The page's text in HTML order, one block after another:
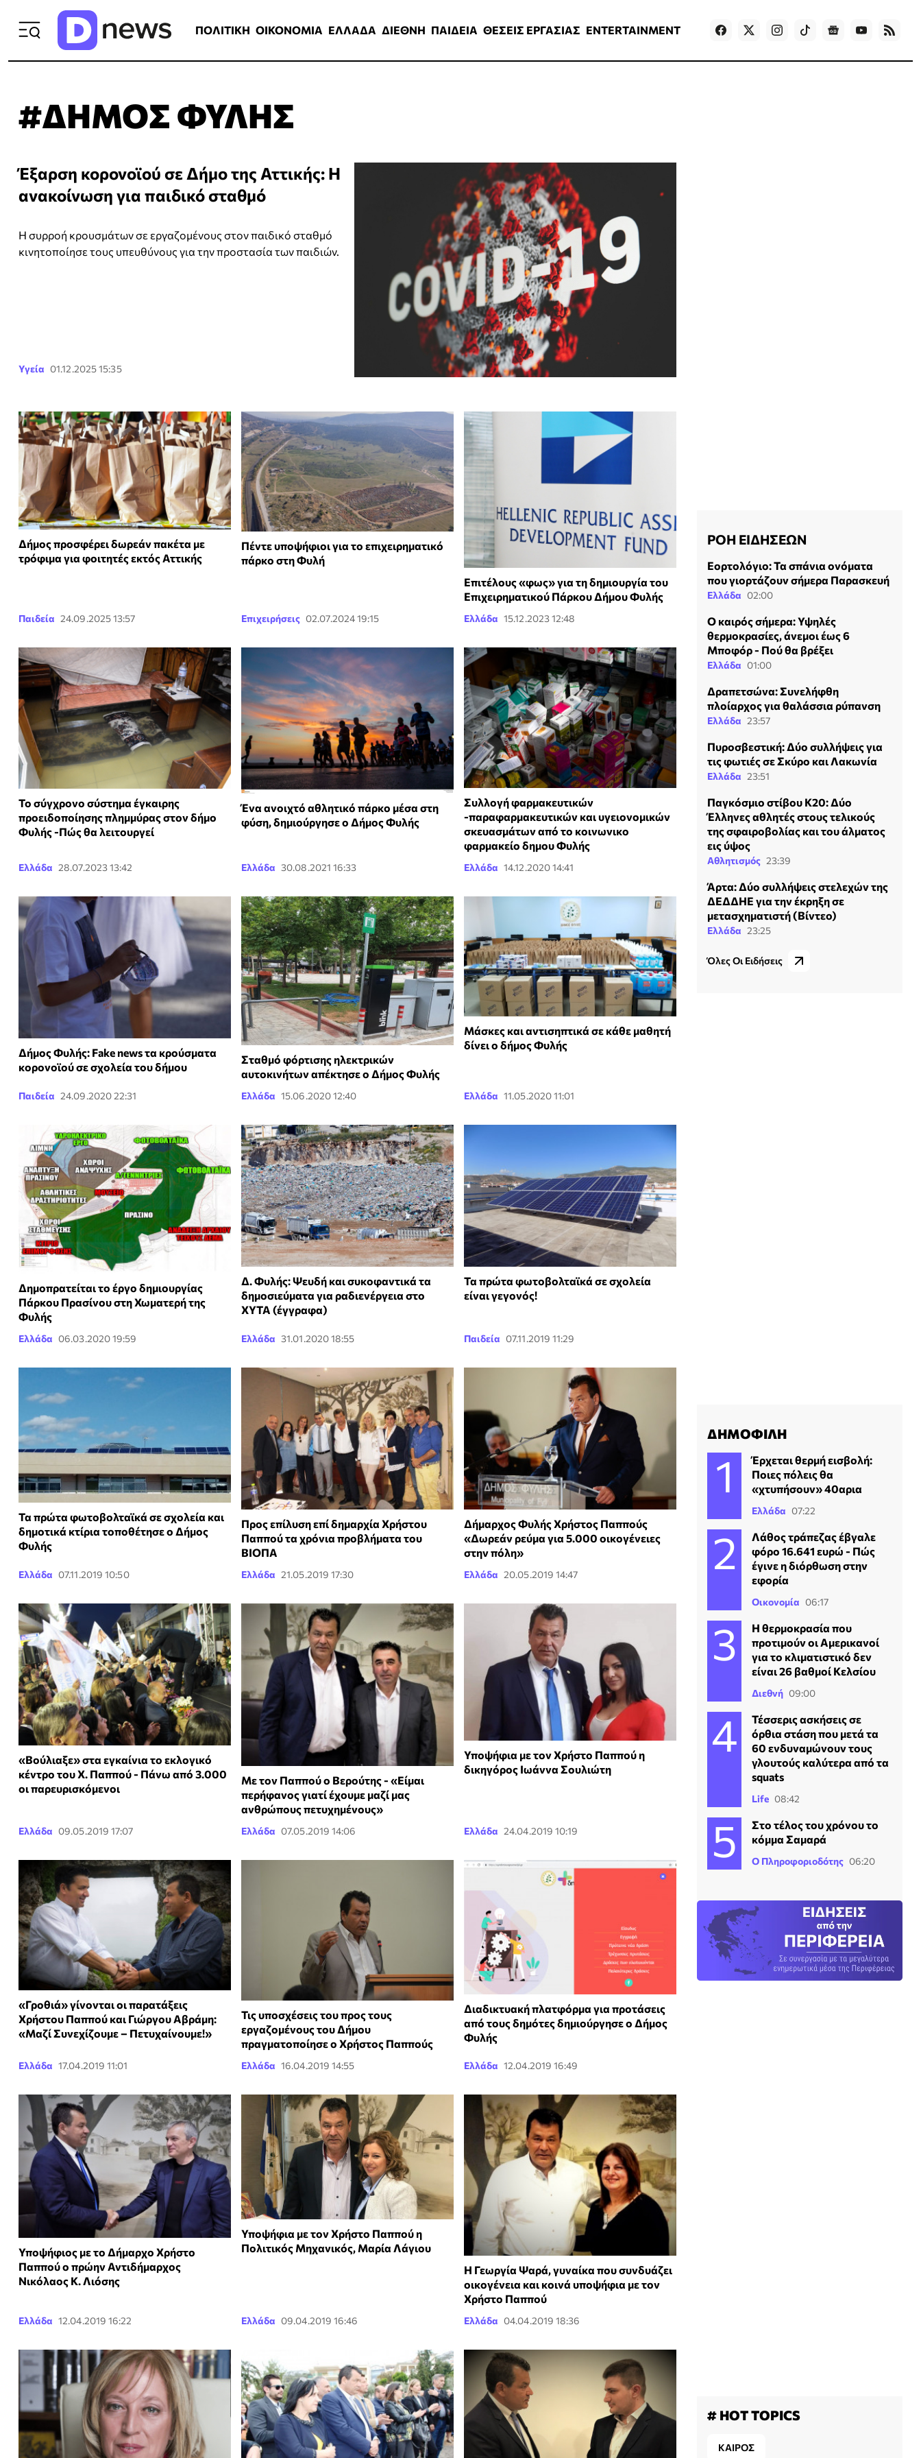
ΠΟΛΙΤΙΚΗ ΟΙΚΟΝΟΜΙΑ ΕΛΛΑΔΑ ΔΙΕΘΝΗ ΠΑΙΔΕΙΑ ΘΕΣΕΙΣ ΕΡΓΑΣΙΑΣ ENTERTAINMENT Games
#ΔΗΜΟΣ ΦΥΛΗΣ
Έξαρση κορονοϊού σε Δήμο της Αττικής: Η
ανακοίνωση για παιδικό σταθμό
Η συρροή κρουσμάτων σε εργαζομένους στον παιδικό σταθμό
κινητοποίησε τους υπευθύνους για την προστασία των παιδιών.
Υγεία 01.12.2025 15:35
Δήμος προσφέρει δωρεάν πακέτα με
τρόφιμα για φοιτητές εκτός Αττικής
Παιδεία 24.09.2025 13:57
Πέντε υποψήφιοι για το επιχειρηματικό
πάρκο στη Φυλή
Επιχειρήσεις 02.07.2024 19:15
Επιτέλους «φως» για τη δημιουργία του
Επιχειρηματικού Πάρκου Δήμου Φυλής
Ελλάδα 15.12.2023 12:48
Το σύγχρονο σύστημα έγκαιρης
προειδοποίησης πλημμύρας στον δήμο
Φυλής -Πώς θα λειτουργεί
Ελλάδα 28.07.2023 13:42
Ένα ανοιχτό αθλητικό πάρκο μέσα στη
φύση, δημιούργησε ο Δήμος Φυλής
Ελλάδα 30.08.2021 16:33
Συλλογή φαρμακευτικών
-παραφαρμακευτικών και υγειονομικών
σκευασμάτων από το κοινωνικο
φαρμακείο δημου Φυλής
Ελλάδα 14.12.2020 14:41
Δήμος Φυλής: Fake news τα κρούσματα
κορονοϊού σε σχολεία του δήμου
Παιδεία 24.09.2020 22:31
Σταθμό φόρτισης ηλεκτρικών
αυτοκινήτων απέκτησε ο Δήμος Φυλής
Ελλάδα 15.06.2020 12:40
Μάσκες και αντισηπτικά σε κάθε μαθητή
δίνει ο δήμος Φυλής
Ελλάδα 11.05.2020 11:01
Δημοπρατείται το έργο δημιουργίας
Πάρκου Πρασίνου στη Χωματερή της
Φυλής
Ελλάδα 06.03.2020 19:59
Δ. Φυλής: Ψευδή και συκοφαντικά τα
δημοσιεύματα για ραδιενέργεια στο
ΧΥΤΑ (έγγραφα)
Ελλάδα 31.01.2020 18:55
Τα πρώτα φωτοβολταϊκά σε σχολεία
είναι γεγονός!
Παιδεία 07.11.2019 11:29
Τα πρώτα φωτοβολταϊκά σε σχολεία και
δημοτικά κτίρια τοποθέτησε ο Δήμος
Φυλής
Ελλάδα 07.11.2019 10:50
Προς επίλυση επί δημαρχία Χρήστου
Παππού τα χρόνια προβλήματα του
ΒΙΟΠΑ
Ελλάδα 21.05.2019 17:30
Δήμαρχος Φυλής Χρήστος Παππούς
«Δωρεάν ρεύμα για 5.000 οικογένειες
στην πόλη»
Ελλάδα 20.05.2019 14:47
«Βούλιαξε» στα εγκαίνια το εκλογικό
κέντρο του Χ. Παππού - Πάνω από 3.000
οι παρευρισκόμενοι
Ελλάδα 09.05.2019 17:07
Με τον Παππού ο Βερούτης - «Είμαι
περήφανος γιατί έχουμε μαζί μας
ανθρώπους πετυχημένους»
Ελλάδα 07.05.2019 14:06
Υποψήφια με τον Χρήστο Παππού η
δικηγόρος Ιωάννα Σουλιώτη
Ελλάδα 24.04.2019 10:19
«Γροθιά» γίνονται οι παρατάξεις
Χρήστου Παππού και Γιώργου Αβράμη:
«Μαζί Συνεχίζουμε – Πετυχαίνουμε!»
Ελλάδα 17.04.2019 11:01
Τις υποσχέσεις του προς τους
εργαζομένους του Δήμου
πραγματοποίησε ο Χρήστος Παππούς
Ελλάδα 16.04.2019 14:55
Διαδικτυακή πλατφόρμα για προτάσεις
από τους δημότες δημιούργησε ο Δήμος
Φυλής
Ελλάδα 12.04.2019 16:49
Υποψήφιος με το Δήμαρχο Χρήστο
Παππού ο πρώην Αντιδήμαρχος
Νικόλαος Κ. Λιόσης
Ελλάδα 12.04.2019 16:22
Υποψήφια με τον Χρήστο Παππού η
Πολιτικός Μηχανικός, Μαρία Λάγιου
Ελλάδα 09.04.2019 16:46
Η Γεωργία Ψαρά, γυναίκα που συνδυάζει
οικογένεια και κοινά υποψήφια με τον
Χρήστο Παππού
Ελλάδα 04.04.2019 18:36
ΡΟΗ ΕΙΔΗΣΕΩΝ
Εορτολόγιο: Τα σπάνια ονόματα
που γιορτάζουν σήμερα Παρασκευή
Ελλάδα 02:00
Ο καιρός σήμερα: Υψηλές
θερμοκρασίες, άνεμοι έως 6
Μποφόρ - Πού θα βρέξει
Ελλάδα 01:00
Δραπετσώνα: Συνελήφθη
πλοίαρχος για θαλάσσια ρύπανση
Ελλάδα 23:57
Πυροσβεστική: Δύο συλλήψεις για
τις φωτιές σε Σκύρο και Λακωνία
Ελλάδα 23:51
Παγκόσμιο στίβου Κ20: Δύο
Έλληνες αθλητές στους τελικούς
της σφαιροβολίας και του άλματος
εις ύψος
Αθλητισμός 23:39
Άρτα: Δύο συλλήψεις στελεχών της
ΔΕΔΔΗΕ για την έκρηξη σε
μετασχηματιστή (Βίντεο)
Ελλάδα 23:25
Όλες Οι Ειδήσεις
ΔΗΜΟΦΙΛΗ
Έρχεται θερμή εισβολή:
Ποιες πόλεις θα
«χτυπήσουν» 40αρια
Ελλάδα 07:22
Λάθος τράπεζας έβγαλε
φόρο 16.641 ευρώ - Πώς
έγινε η διόρθωση στην
εφορία
Οικονομία 06:17
Η θερμοκρασία που
προτιμούν οι Αμερικανοί
για το κλιματιστικό δεν
είναι 26 βαθμοί Κελσίου
Διεθνή 09:00
Τέσσερις ασκήσεις σε
όρθια στάση που μετά τα
60 ενδυναμώνουν τους
γλουτούς καλύτερα από τα
squats
Life 08:42
Στο τέλος του χρόνου το
κόμμα Σαμαρά
Ο Πληροφοριοδότης 06:20
# HOT TOPICS
ΚΑΙΡΟΣ